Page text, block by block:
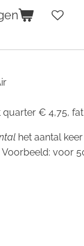
quarter € 4,75,
het aantal
voor